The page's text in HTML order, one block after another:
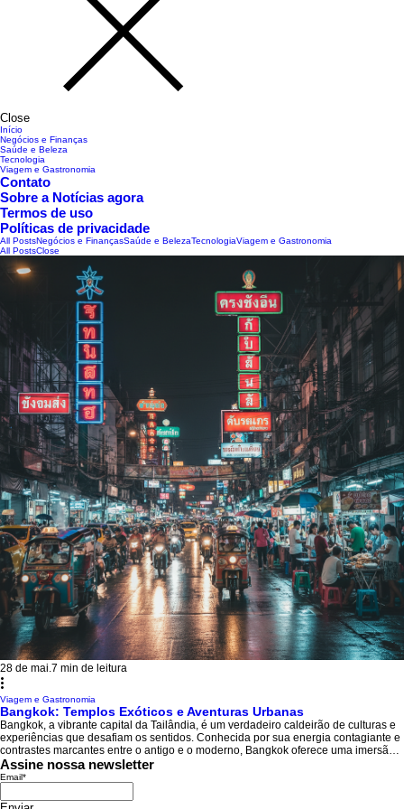
Close
Início
Negócios e Finanças
Saúde e Beleza
Tecnologia
Viagem e Gastronomia
Contato
Sobre a Notícias agora
Termos de uso
Políticas de privacidade
All PostsNegócios e FinançasSaúde e BelezaTecnologiaViagem e Gastronomia
All PostsClose
28 de mai.7 min de leitura
Viagem e Gastronomia
Bangkok: Templos Exóticos e Aventuras Urbanas
Bangkok, a vibrante capital da Tailândia, é um verdadeiro caldeirão de culturas e
experiências que desafiam os sentidos. Conhecida por sua energia contagiante e
contrastes marcantes entre o antigo e o moderno, Bangkok oferece uma imersão
única em templos exóticos, mercados coloridos e aventuras urbanas
inesquecíveis. Em cada esquina, fica claro por que Bangkok se tornou sinônimo
criando experiências s
Assine nossa newsletter
Email*